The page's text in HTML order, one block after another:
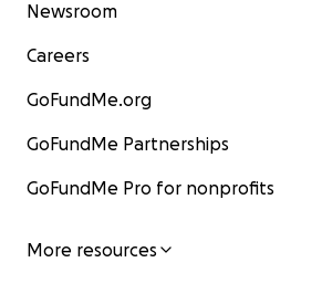
Newsroom
Careers
GoFundMe.org
GoFundMe Partnerships
GoFundMe Pro for nonprofits
More resources